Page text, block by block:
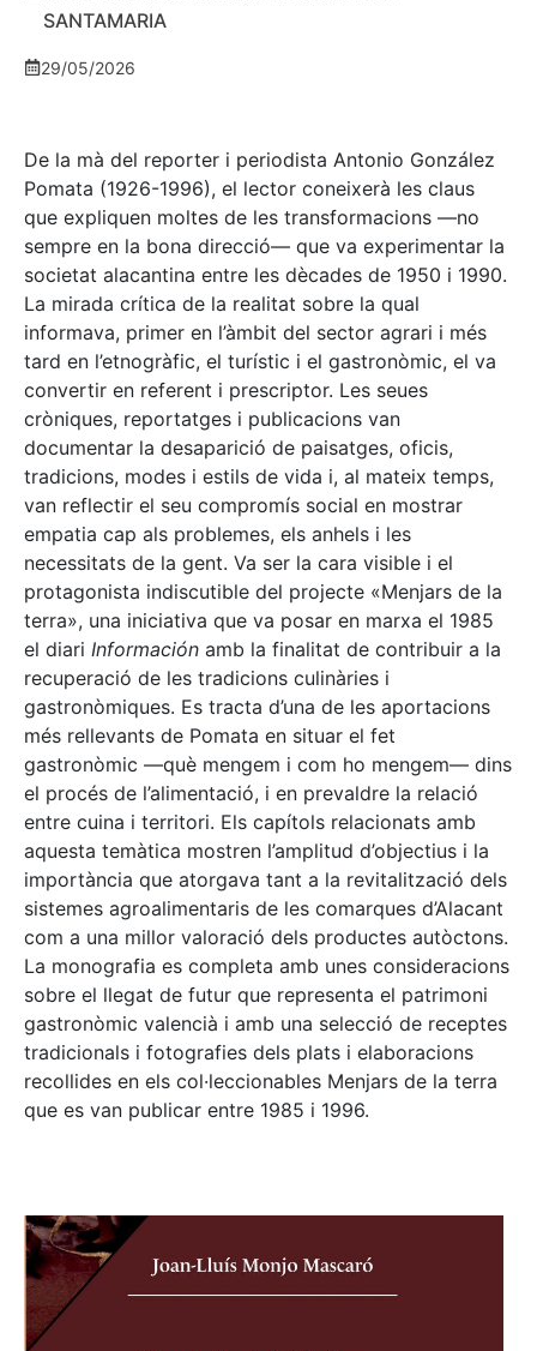
SANTAMARIA
29/05/2026
De la mà del reporter i periodista Antonio González
Pomata (1926-1996), el lector coneixerà les claus
que expliquen moltes de les transformacions —no
sempre en la bona direcció— que va experimentar la
societat alacantina entre les dècades de 1950 i 1990.
La mirada crítica de la realitat sobre la qual
informava, primer en l’àmbit del sector agrari i més
tard en l’etnogràfic, el turístic i el gastronòmic, el va
convertir en referent i prescriptor. Les seues
cròniques, reportatges i publicacions van
documentar la desaparició de paisatges, oficis,
tradicions, modes i estils de vida i, al mateix temps,
van reflectir el seu compromís social en mostrar
empatia cap als problemes, els anhels i les
necessitats de la gent. Va ser la cara visible i el
protagonista indiscutible del projecte «Menjars de la
terra», una iniciativa que va posar en marxa el 1985
el diari Información amb la finalitat de contribuir a la
recuperació de les tradicions culinàries i
gastronòmiques. Es tracta d’una de les aportacions
més rellevants de Pomata en situar el fet
gastronòmic —què mengem i com ho mengem— dins
el procés de l’alimentació, i en prevaldre la relació
entre cuina i territori. Els capítols relacionats amb
aquesta temàtica mostren l’amplitud d’objectius i la
importància que atorgava tant a la revitalització dels
sistemes agroalimentaris de les comarques d’Alacant
com a una millor valoració dels productes autòctons.
La monografia es completa amb unes consideracions
sobre el llegat de futur que representa el patrimoni
gastronòmic valencià i amb una selecció de receptes
tradicionals i fotografies dels plats i elaboracions
recollides en els col·leccionables Menjars de la terra
que es van publicar entre 1985 i 1996.